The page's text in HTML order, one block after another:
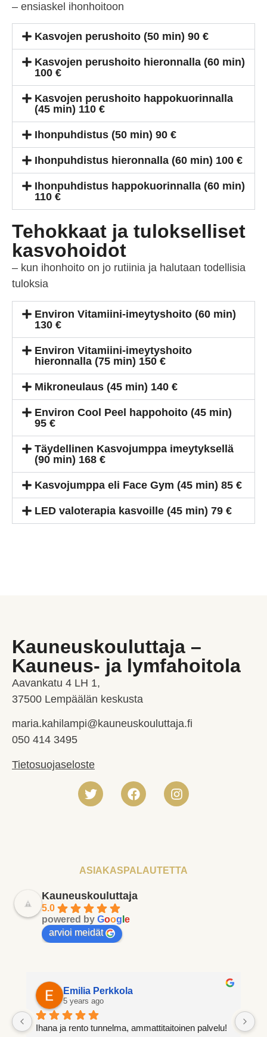
– ensiaskel ihonhoitoon
Kasvojen perushoito (50 min) 90 €
Kasvojen perushoito hieronnalla (60 min)
100 €
Kasvojen perushoito happokuorinnalla
(45 min) 110 €
Ihonpuhdistus (50 min) 90 €
Ihonpuhdistus hieronnalla (60 min) 100 €
Ihonpuhdistus happokuorinnalla (60 min)
110 €
Tehokkaat ja tulokselliset
kasvohoidot
– kun ihonhoito on jo rutiinia ja halutaan todellisia
tuloksia
Environ Vitamiini-imeytyshoito (60 min)
130 €
Environ Vitamiini-imeytyshoito
hieronnalla (75 min) 150 €
Mikroneulaus (45 min) 140 €
Environ Cool Peel happohoito (45 min)
95 €
Täydellinen Kasvojumppa imeytyksellä
(90 min) 168 €
Kasvojumppa eli Face Gym (45 min) 85 €
LED valoterapia kasvoille (45 min) 79 €
Kauneuskouluttaja –
Kauneus- ja lymfahoitola
Aavankatu 4 LH 1,
37500 Lempäälän keskusta
maria.kahilampi@kauneuskouluttaja.fi
050 414 3495
Tietosuojaseloste
ASIAKASPALAUTETTA
Kauneuskouluttaja
5.0
powered by Goog e
arvioi meidät
palvelu!
Tuula Auranen
Aina miellyttävä käydä.Ei koskaan kiireen